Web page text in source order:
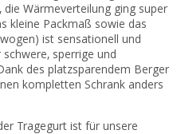
die Wärmeverteilung ging super
kleine Packmaß sowie das
ist sensationell und
sperrige und
des platzsparendem Berger
kompletten Schrank anders
Tragegurt ist für unsere